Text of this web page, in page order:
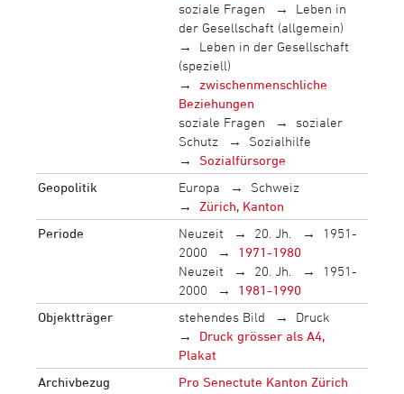
soziale Fragen
Leben in
der Gesellschaft (allgemein)
Leben in der Gesellschaft
(speziell)
zwischenmenschliche
Beziehungen
soziale Fragen
sozialer
Schutz
Sozialhilfe
Sozialfürsorge
Geopolitik
Europa
Schweiz
Zürich, Kanton
Periode
Neuzeit 20. Jh.
1951-
2000
1971-1980
Neuzeit
20. Jh.
1951-
2000
1981-1990
Objektträger
stehendes Bild
Druck
Druck grösser als A4,
Plakat
Archivbezug
Pro Senectute Kanton Zürich